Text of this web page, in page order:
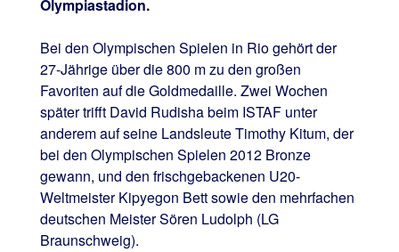
Olympiastadion.
Bei den Olympischen Spielen in Rio gehört der
27-Jährige über die 800 m zu den großen
Favoriten auf die Goldmedaille. Zwei Wochen
später trifft David Rudisha beim ISTAF unter
anderem auf seine Landsleute Timothy Kitum, der
bei den Olympischen Spielen 2012 Bronze
gewann, und den frischgebackenen U20-
Weltmeister Kipyegon Bett sowie den mehrfachen
deutschen Meister Sören Ludolph (LG
Braunschweig).